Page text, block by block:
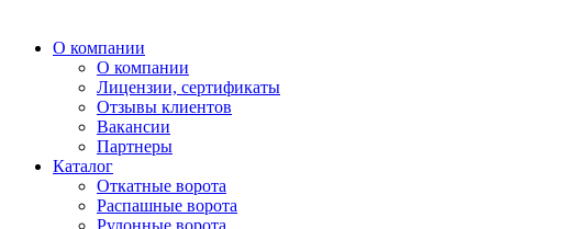
О компании
О компании
Лицензии, сертификаты
Отзывы клиентов
Вакансии
Партнеры
Каталог
Откатные ворота
Распашные ворота
Рулонные ворота